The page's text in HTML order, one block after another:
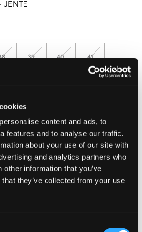
content and ads, to
features and to analyse our traffic.
about your use of our site with
and analytics partners who
other information that you’ve
they’ve collected from your use
JENTE
39 40 41
Riktig
STØRRELSESTABELL
STØRRELSE